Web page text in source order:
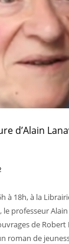
d’Alain
à 18h, à la
le professeur
de Robert
roman de